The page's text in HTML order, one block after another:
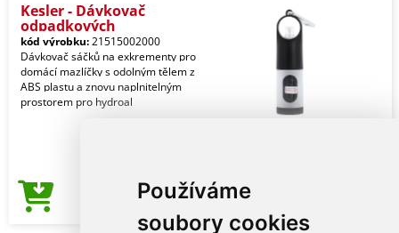
Používáme
soubory cookies
Kesler - Dávkovač
odpadkových
kód výrobku:21515002000
Dávkovač sáčků na exkrementy pro
domácí mazlíčky s odolným tělem z
ABS plastu a znovu naplnitelným
prostorem pro hydroal
Cena od